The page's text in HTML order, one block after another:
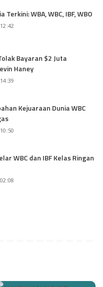
WBA, WBC, IBF, WBO
Bayaran $2 Juta
Haney
Kejuaraan Dunia WBC
WBC dan IBF Kelas Ringan